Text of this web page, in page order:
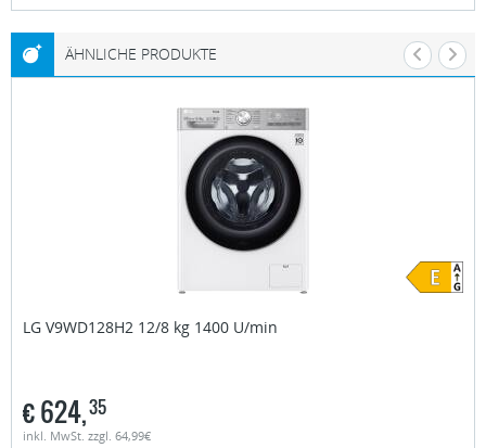
ÄHNLICHE PRODUKTE
LG V9WD128H2 12/8 kg 1400 U/min
€624,35
inkl. MwSt. zzgl. 64,99€